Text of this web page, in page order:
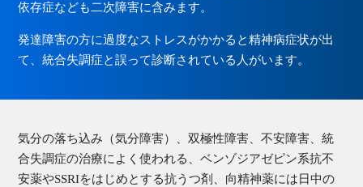
依存症なども二次障害に含みます。
発達障害の方に過度なストレスがかかると精神病症状が出
て、統合失調症と誤って診断されている人がいます。
気分の落ち込み（気分障害）、双極性障害、不安障害、統
合失調症の治療によく使われる、ベンゾジアゼピン系抗不
安薬やSSRIをはじめとする抗うつ剤、向精神薬には日中の